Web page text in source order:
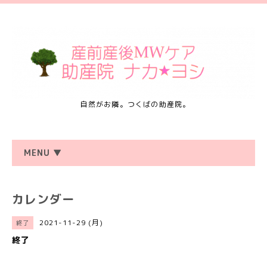
自然がお隣。つくばの助産院。
MENU ▼
カレンダー
終了 2021-11-29 (月)
終了